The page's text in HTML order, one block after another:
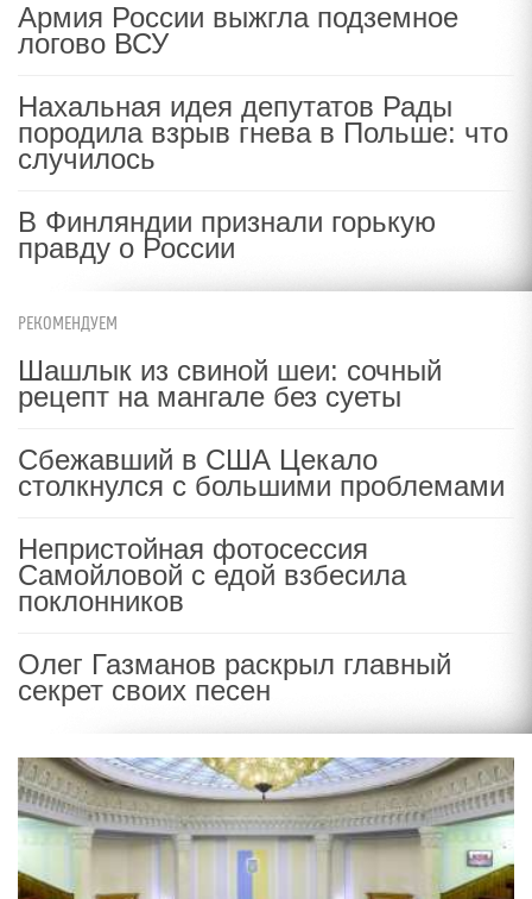
Армия России выжгла подземное
логово ВСУ
Нахальная идея депутатов Рады
породила взрыв гнева в Польше: что
случилось
В Финляндии признали горькую
правду о России
РЕКОМЕНДУЕМ
Шашлык из свиной шеи: сочный
рецепт на мангале без суеты
Сбежавший в США Цекало
столкнулся с большими проблемами
Непристойная фотосессия
Самойловой с едой взбесила
поклонников
Олег Газманов раскрыл главный
секрет своих песен